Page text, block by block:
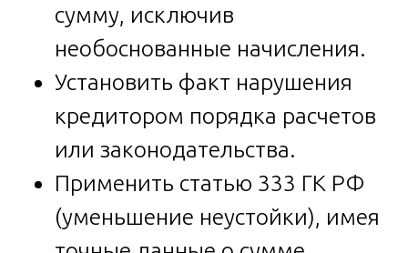
сумму, исключив
необоснованные начисления.
Установить факт нарушения
кредитором порядка расчетов
или законодательства.
Применить статью 333 ГК РФ
(уменьшение неустойки), имея